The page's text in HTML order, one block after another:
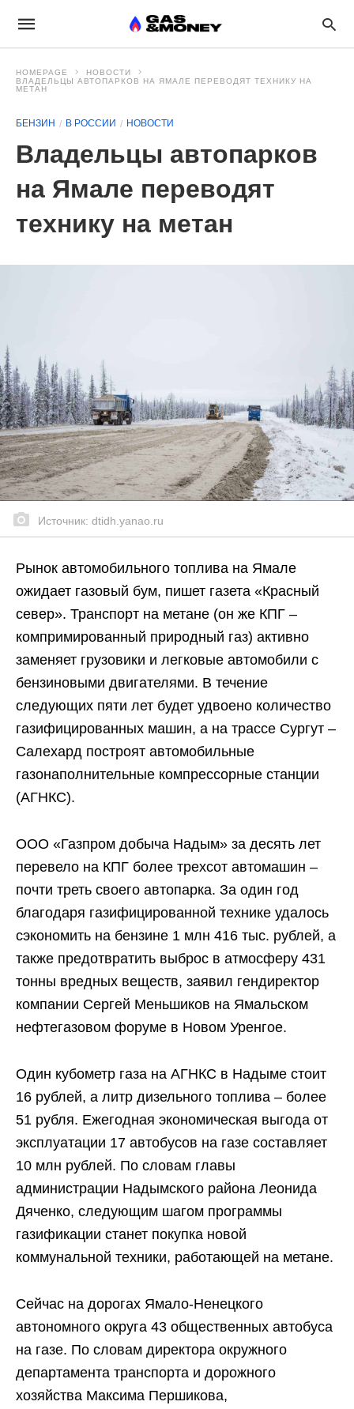
HOMEPAGE
НОВОСТИ
ВЛАДЕЛЬЦЫ АВТОПАРКОВ НА ЯМАЛЕ ПЕРЕВОДЯТ ТЕХНИКУ НА
МЕТАН
БЕНЗИН В РОССИИ НОВОСТИ
Владельцы автопарков
на Ямале переводят
технику на метан
Источник: dtidh.yanao.ru
Рынок автомобильного топлива на Ямале
ожидает газовый бум, пишет газета «Красный
север». Транспорт на метане (он же КПГ –
компримированный природный газ) активно
заменяет грузовики и легковые автомобили с
бензиновыми двигателями. В течение
следующих пяти лет будет удвоено количество
газифицированных машин, а на трассе Сургут –
Салехард построят автомобильные
газонаполнительные компрессорные станции
(АГНКС).
ООО «Газпром добыча Надым» за десять лет
перевело на КПГ более трехсот автомашин –
почти треть своего автопарка. За один год
благодаря газифицированной технике удалось
сэкономить на бензине 1 млн 416 тыс. рублей, а
также предотвратить выброс в атмосферу 431
тонны вредных веществ, заявил гендиректор
компании Сергей Меньшиков на Ямальском
нефтегазовом форуме в Новом Уренгое.
Один кубометр газа на АГНКС в Надыме стоит
16 рублей, а литр дизельного топлива – более
51 рубля. Ежегодная экономическая выгода от
эксплуатации 17 автобусов на газе составляет
10 млн рублей. По словам главы
администрации Надымского района Леонида
Дяченко, следующим шагом программы
газификации станет покупка новой
коммунальной техники, работающей на метане.
Сейчас на дорогах Ямало-Ненецкого
автономного округа 43 общественных автобуса
на газе. По словам директора окружного
департамента транспорта и дорожного
хозяйства Максима Першикова,